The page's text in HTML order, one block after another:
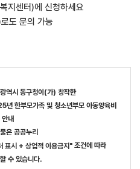
지센터)에 신청하세요
도 문의 가능
역시 동구청이(가) 창작한
년 한부모가족 및 청소년부모 아동양육비
안내
은 공공누리
표시 + 상업적 이용금지" 조건에 따라
수 있습니다.